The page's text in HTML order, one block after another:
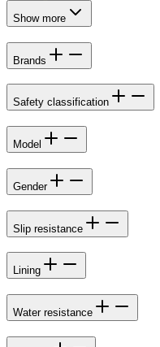
Show more
Brands
Safety classification
Model
Gender
Slip resistance
Lining
Water resistance